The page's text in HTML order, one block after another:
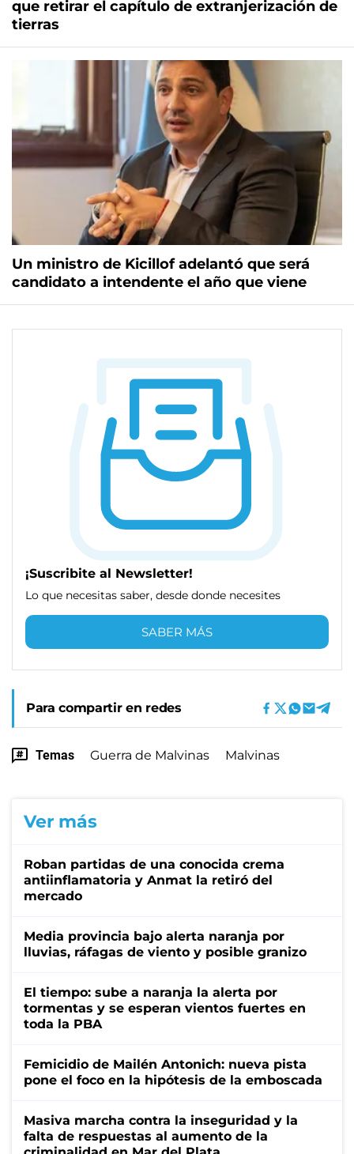
que retirar el capítulo de extranjerización de
tierras
Un ministro de Kicillof adelantó que será
candidato a intendente el año que viene
¡Suscribite al Newsletter!
Lo que necesitas saber, desde donde necesites
SABER MÁS
Para compartir en redes
Temas Guerra de Malvinas Malvinas
Ver más
Roban partidas de una conocida crema
antiinflamatoria y Anmat la retiró del
mercado
Media provincia bajo alerta naranja por
lluvias, ráfagas de viento y posible granizo
El tiempo: sube a naranja la alerta por
tormentas y se esperan vientos fuertes en
toda la PBA
Femicidio de Mailén Antonich: nueva pista
pone el foco en la hipótesis de la emboscada
Masiva marcha contra la inseguridad y la
falta de respuestas al aumento de la